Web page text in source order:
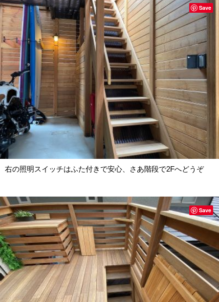
右の照明スイッチはふた付きで安心、さあ階段で2Fへどうぞ
Save
Save